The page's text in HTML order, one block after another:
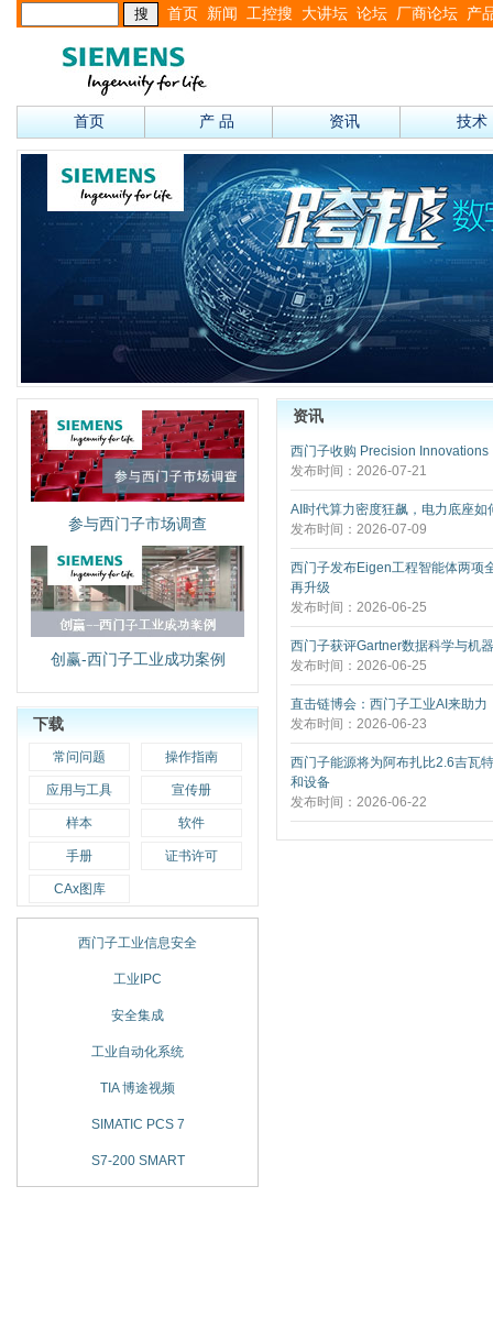
首页 新闻 工控搜 大讲坛 论坛 厂商论坛 产
首页 产 品 资讯 技术
参与西门子市场调查
创赢-西门子工业成功案例
下载
常问问题 操作指南
应用与工具 宣传册
样本 软件
手册 证书许可
CAx图库
西门子工业信息安全
工业IPC
安全集成
工业自动化系统
TIA 博途视频
SIMATIC PCS 7
S7-200 SMART
资讯
西门子收购 Precision Innovations
发布时间：2026-07-21
AI时代算力密度狂飙，电力底座如
发布时间：2026-07-09
西门子发布Eigen工程智能体两项
再升级
发布时间：2026-06-25
西门子获评Gartner数据科学与机
发布时间：2026-06-25
直击链博会：西门子工业AI来助力
发布时间：2026-06-23
西门子能源将为阿布扎比2.6吉瓦
和设备
发布时间：2026-06-22